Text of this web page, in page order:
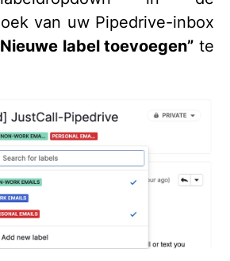
van uw Pipedrive-inbox
label toevoegen” te